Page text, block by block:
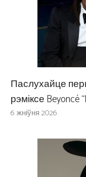
Паслухайце
рэміксе Beyoncé
6 жніўня 2026